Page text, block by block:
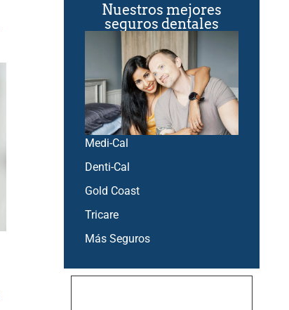
Nuestros mejores
seguros dentales
Medi-Cal
Denti-Cal
Gold Coast
Tricare
Más Seguros